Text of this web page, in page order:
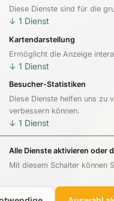
Diese Dienste sind für die
↓ 1 Dienst
Kartendarstellung
Ermöglicht die Anzeige
↓ 1 Dienst
Besucher-Statistiken
Diese Dienste helfen uns zu
verbessern können.
↓ 1 Dienst
Alle Dienste aktivieren oder
Mit diesem Schalter können